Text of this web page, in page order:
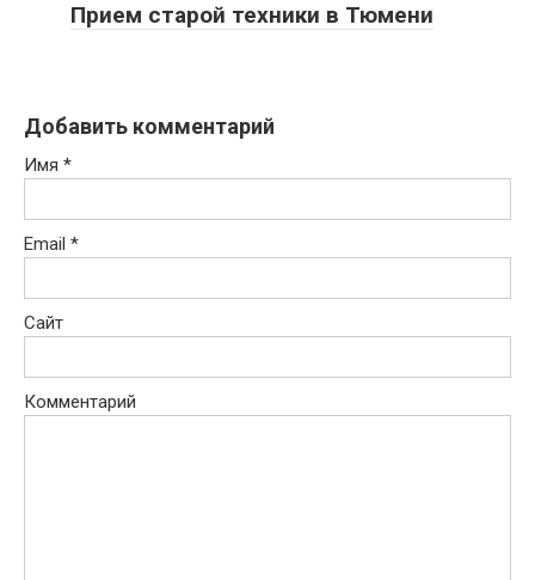
Прием старой техники в Тюмени
Добавить комментарий
Имя *
Email *
Сайт
Комментарий